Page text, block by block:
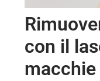
con il